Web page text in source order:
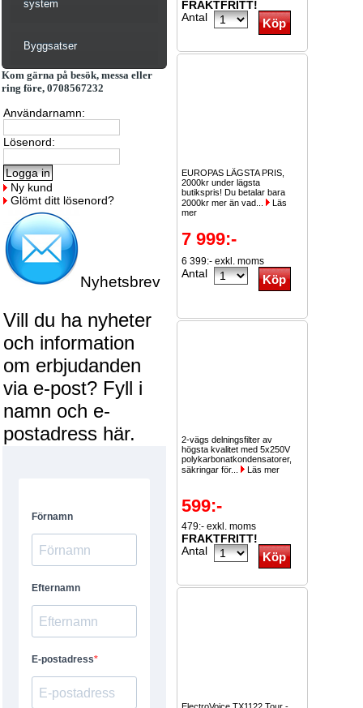
system
Byggsatser
Kom gärna på besök, messa eller
ring före, 0708567232
Användarnamn:
Lösenord:
Ny kund
Glömt ditt lösenord?
Nyhetsbrev
Vill du ha nyheter
och information
om erbjudanden
via e-post? Fyll i
namn och e-
postadress här.
FRAKTFRITT!
Antal
EUROPAS LÄGSTA PRIS,
2000kr under lägsta
butikspris! Du betalar bara
2000kr mer än vad...
Läs
mer
7 999:-
6 399:- exkl. moms
Antal
2-vägs delningsfilter av
högsta kvalitet med 5x250V
polykarbonatkondensatorer,
säkringar för...
Läs mer
599:-
479:- exkl. moms
FRAKTFRITT!
Antal